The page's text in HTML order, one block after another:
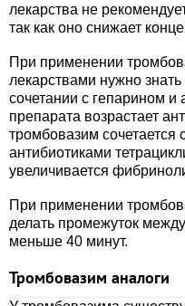
лекарства не
так как оно снижает
При применении
лекарствами нужно
сочетании с гепарином и
препарата возрастает
тромбовазим сочетается
антибиотиками
увеличивается
При применении
делать промежуток
меньше 40 минут.
Тромбовазим аналоги